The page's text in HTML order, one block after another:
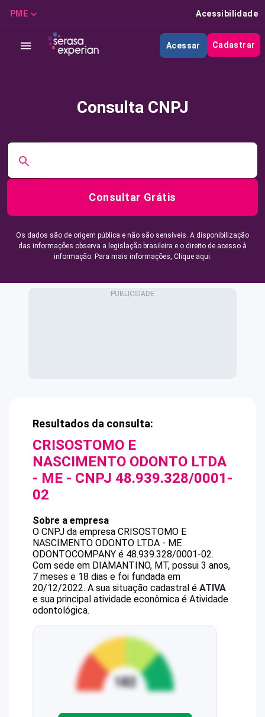
PME Acessibilidade
Acessar Cadastrar
Consulta CNPJ
Consultar Grátis
Os dados são de origem pública e não são sensíveis. A disponibilização
das informações observa a legislação brasileira e o direito de acesso à
informação. Para mais informações, Clique aqui.
Resultados da consulta:
CRISOSTOMO E
NASCIMENTO ODONTO LTDA
- ME - CNPJ 48.939.328/0001-
02
Sobre a empresa
O CNPJ da empresa CRISOSTOMO E
NASCIMENTO ODONTO LTDA - ME
ODONTOCOMPANY é 48.939.328/0001-02.
Com sede em DIAMANTINO, MT, possui 3 anos,
7 meses e 18 dias e foi fundada em
20/12/2022. A sua situação cadastral é ATIVA
e sua principal atividade econômica é Atividade
odontológica.